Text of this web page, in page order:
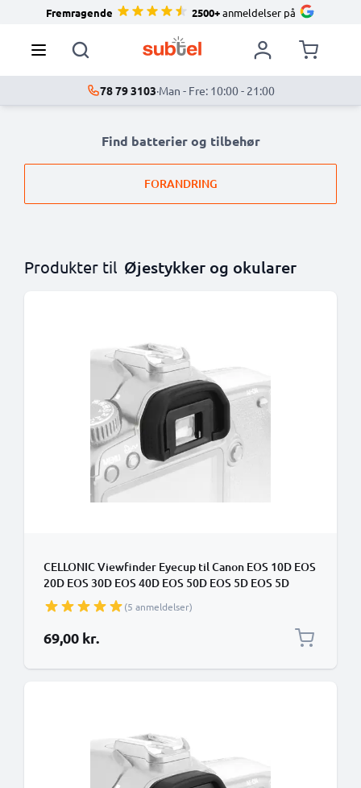
Fremragende 2500+anmeldelser på
78 79 3103·Man - Fre: 10:00 - 21:00
Find batterier og tilbehør
FORANDRING
Produkter til Øjestykker og okularer
CELLONIC Viewfinder Eyecup til Canon EOS 10D EOS
20D EOS 30D EOS 40D EOS 50D EOS 5D EOS 5D
Mark II EOS 60D EOS 6D EOS 70D EOS 80D EB
Silikone Ekstra Anti-Glare EVF Eye Piece View
Finder Cover Hood Cap
(5 anmeldelser)
69,00 kr.